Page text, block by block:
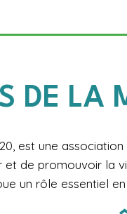
DE LA
est une
et de promouvoir la
un rôle essentiel